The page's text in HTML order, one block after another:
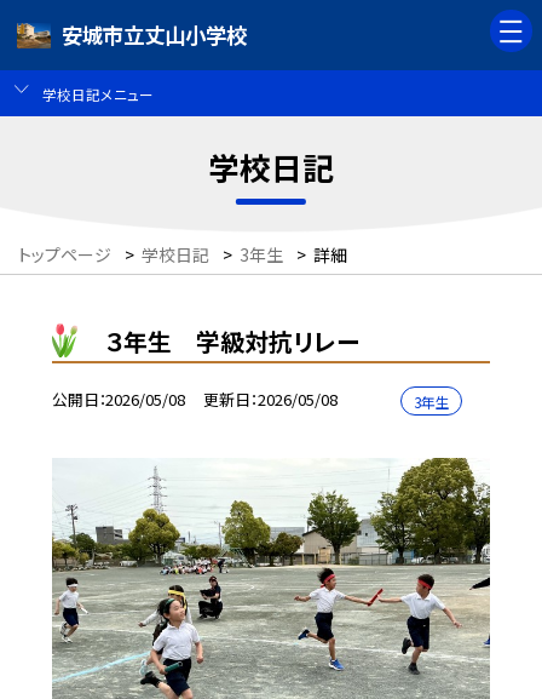
安城市立丈山小学校
学校日記メニュー
学校日記
トップページ > 学校日記 > 3年生 > 詳細
３年生 学級対抗リレー
公開日 2026/05/08 更新日 2026/05/08 3年生